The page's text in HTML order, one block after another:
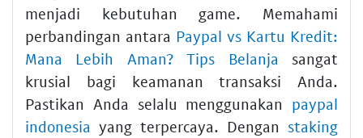
menjadi kebutuhan game. Memahami
perbandingan antara Paypal vs Kartu Kredit:
Mana Lebih Aman? Tips Belanja sangat
krusial bagi keamanan transaksi Anda.
Pastikan Anda selalu menggunakan paypal
indonesia yang terpercaya. Dengan staking